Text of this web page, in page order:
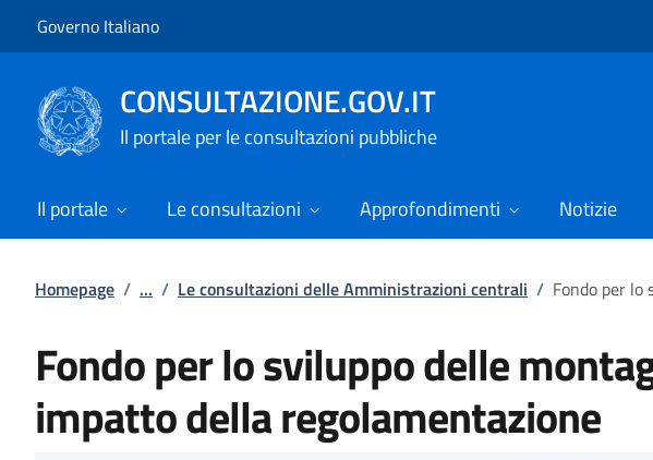
Governo Italiano
CONSULTAZIONE.GOV.IT
Il portale per le consultazioni pubbliche
Il portale Le consultazioni Approfondimenti Notizie
Homepage / ... / Le consultazioni delle Amministrazioni centrali / Fondo per
Fondo per lo sviluppo delle
impatto della regolamentazione